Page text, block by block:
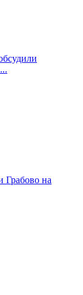
Грабово на